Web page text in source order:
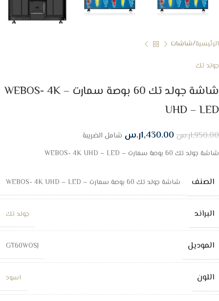
الرئيسية شاشات
جولد تك
شاشة جولد تك 60 بوصة سمارت – WEBOS- 4K
UHD – LED
1,950.00ر.س1,430.00ر.س شامل الضريبة
شاشة جولد تك 60 بوصة سمارت – WEBOS- 4K UHD – LED
الصنف شاشة جولد تك 60 بوصة سمارت – WEBOS- 4K UHD – LED
البراند جولد تك
الموديل GT60WOSJ
اللون اسود